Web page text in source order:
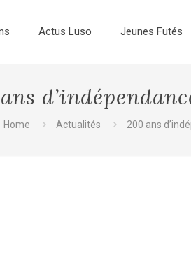
Actus Luso Jeunes Futés
Home Actualités 200 ans